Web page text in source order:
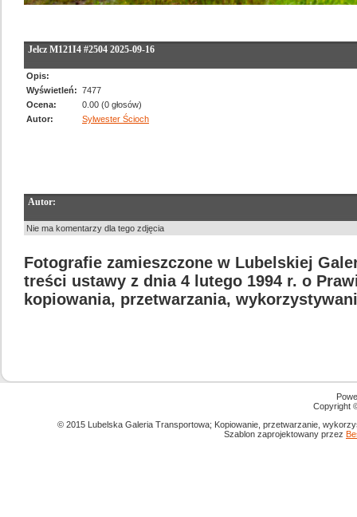
Jelcz M121I4 #2504 2025-09-16
Opis:
Wyświetleń: 7477
Ocena:
0.00 (0 głosów)
Autor:
Sylwester Ścioch
Autor:
Nie ma komentarzy dla tego zdjęcia
Fotografie zamieszczone w Lubelskiej
treści ustawy z dnia 4 lutego 1994 r. o
kopiowania, przetwarzania,
Copyright
© 2015 Lubelska Galeria Transportowa; Kopiowanie, przetwarzanie,
Szablon zaprojektowany przez